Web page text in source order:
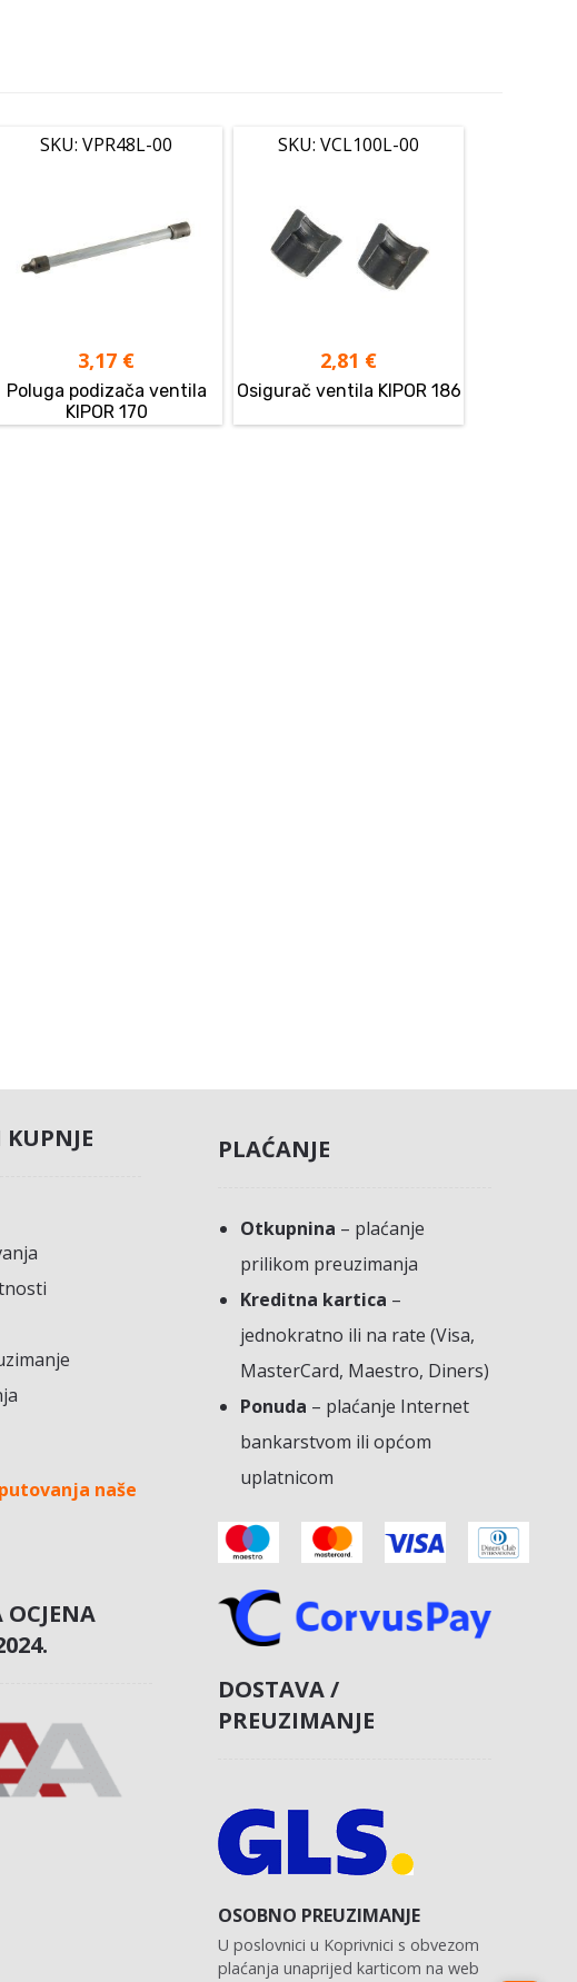
SKU: VPR48L-00
3,17 €
Poluga podizača ventila
KIPOR 170
SKU: VCL100L-00
2,81 €
Osigurač ventila KIPOR 186
KUPNJE
naše
PLAĆANJE
Otkupnina – plaćanje
prilikom preuzimanja
Kreditna kartica –
jednokratno ili na rate (Visa,
MasterCard, Maestro, Diners)
Ponuda – plaćanje Internet
bankarstvom ili općom
uplatnicom
DOSTAVA /
PREUZIMANJE
OSOBNO PREUZIMANJE
U poslovnici u Koprivnici s obvezom
plaćanja unaprijed karticom na web